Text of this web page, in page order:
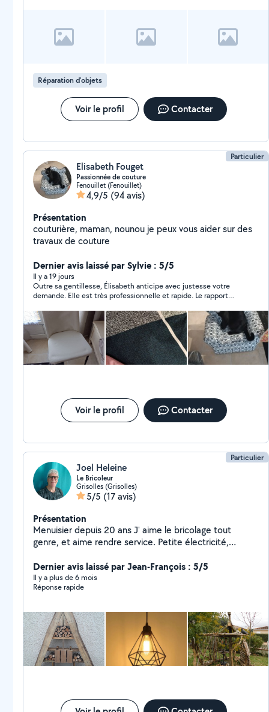
Réparation d'objets
Voir le profil Contacter
Particulier
Elisabeth Fouget
Passionnée de couture
Fenouillet (Fenouillet)
4,9/5 (94 avis)
Présentation
couturière, maman, nounou je peux vous aider sur des
travaux de couture
Dernier avis laissé par Sylvie : 5/5
Il y a 19 jours
Outre sa gentillesse, Élisabeth anticipe avec justesse votre
demande. Elle est très professionnelle et rapide. Le rapport
beaucoup.
Voir le profil Contacter
Particulier
Joel Heleine
Le Bricoleur
Grisolles (Grisolles)
5/5 (17 avis)
Présentation
Menuisier depuis 20 ans J' aime le bricolage tout
genre, et aime rendre service. Petite électricité,
la main Hésité pas a me demander, si je peu vous
rendre service. Sérieux, ponctuel
Dernier avis laissé par Jean-François : 5/5
Il y a plus de 6 mois
Réponse rapide